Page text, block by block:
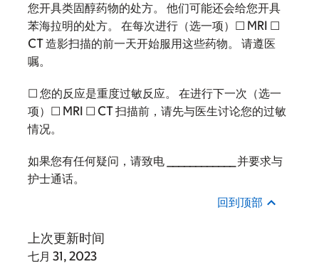
您开具类固醇药物的处方。 他们可能还会给您开具
苯海拉明的处方。 在每次进行（选一项）☐ MRI ☐
CT 造影扫描的前一天开始服用这些药物。 请遵医
嘱。
☐ 您的反应是重度过敏反应。 在进行下一次（选一
项）☐ MRI ☐ CT 扫描前，请先与医生讨论您的过敏
情况。
如果您有任何疑问，请致电 ____________ 并要求与
护士通话。
回到顶部
上次更新时间
七月 31, 2023